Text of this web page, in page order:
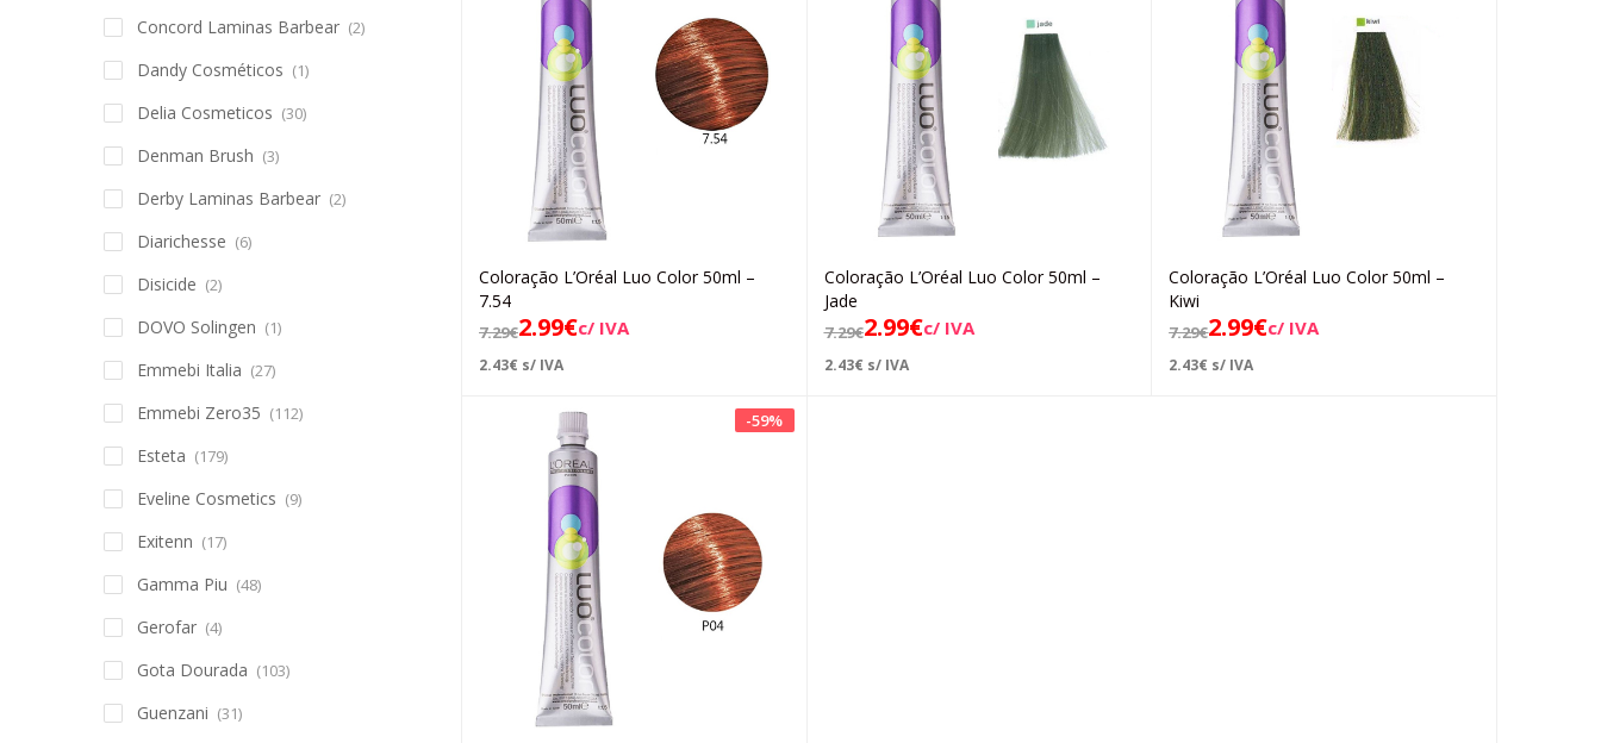
Adicionar
Coloração L’Oréal Luo Color 50ml –
7.54
7.29€2.99€c/ IVA
2.43€ s/ IVA
Adicionar
Coloração L’Oréal Luo Color 50ml –
Jade
7.29€2.99€c/ IVA
2.43€ s/ IVA
Adicionar
Coloração L’Oréal Luo Color 50ml –
Kiwi
7.29€2.99€c/ IVA
2.43€ s/ IVA
-59%
Concord Laminas Barbear (2)
Dandy Cosméticos (1)
Delia Cosmeticos (30)
Denman Brush (3)
Derby Laminas Barbear (2)
Diarichesse (6)
Disicide (2)
DOVO Solingen (1)
Emmebi Italia (27)
Emmebi Zero35 (112)
Esteta (179)
Eveline Cosmetics (9)
Exitenn (17)
Gamma Piu (48)
Gerofar (4)
Gota Dourada (103)
Guenzani (31)